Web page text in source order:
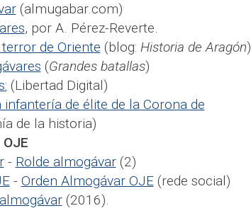
(almugabar.com)
, por A. Pérez-Reverte.
de Oriente (blog: Historia de Aragón)
(Grandes batallas)
(Libertad Digital)
infantería de élite de la Corona de
de la historia)
- Rolde almogávar(2)
- Orden Almogávar OJE(rede social)
(2016).